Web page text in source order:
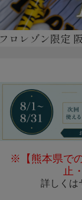
※【熊本県で
止
詳しくは